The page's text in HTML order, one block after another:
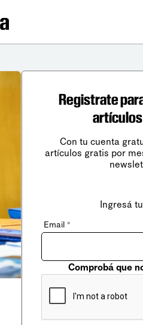
Registrate
Con tu cuenta
artículos gratis por
Ingresá
Email *
Comprobá que